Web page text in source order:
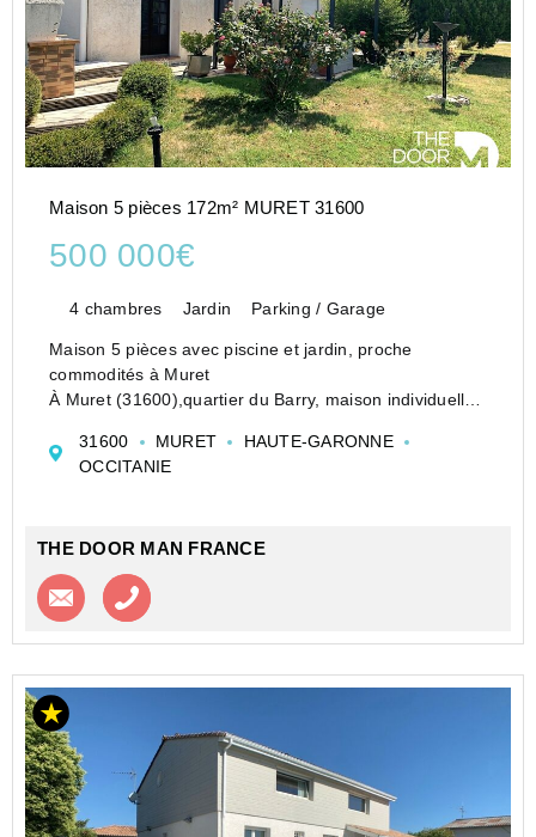
Maison 5 pièces 172m² MURET 31600
500 000€
4 chambres Jardin Parking / Garage
Maison 5 pièces avec piscine et jardin, proche
commodités à Muret
À Muret (31600),quartier du Barry, maison individuelle
primaire, collège, lycée), des commerces, du centre-
ville, de la gare et des struct...
31600 MURET
HAUTE-GARONNE
OCCITANIE
THE DOOR MAN FRANCE
Contacter l'agence